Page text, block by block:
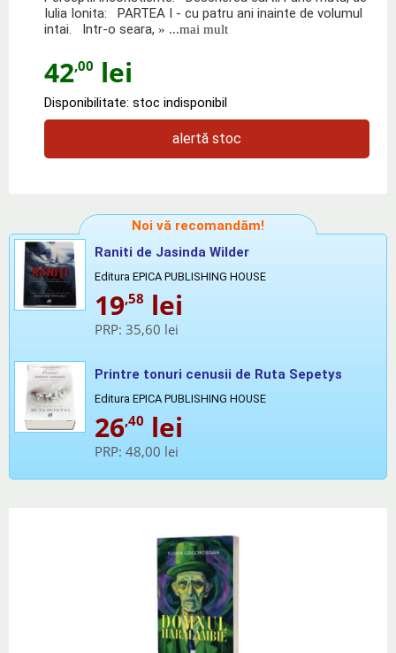
Iulia Ionita: PARTEA I - cu patru ani inainte de volumul
intai. Intr-o seara, » ...mai mult
42,00 lei
Disponibilitate: stoc indisponibil
alertă stoc
Noi vă recomandăm!
Raniti de Jasinda Wilder
Editura EPICA PUBLISHING HOUSE
19,58 lei
PRP: 35,60 lei
Printre tonuri cenusii de Ruta Sepetys
Editura EPICA PUBLISHING HOUSE
26,40 lei
PRP: 48,00 lei